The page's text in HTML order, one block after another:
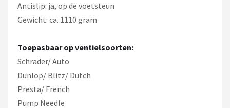
Antislip: ja, op de voetsteun
Gewicht: ca. 1110 gram
Toepasbaar op ventielsoorten:
Schrader/ Auto
Dunlop/ Blitz/ Dutch
Presta/ French
Pump Needle